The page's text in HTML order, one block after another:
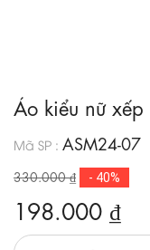
Áo kiểu nữ
Mã SP : ASM24-07
330.000 ₫ - 40%
198.000 ₫